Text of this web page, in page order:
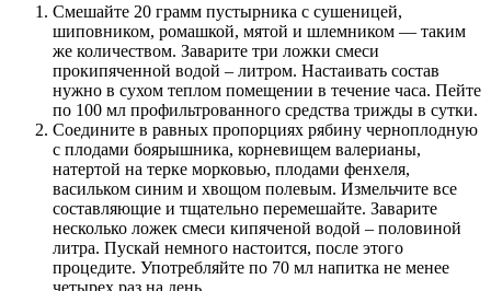
Смешайте 20 грамм пустырника с сушеницей,
шиповником, ромашкой, мятой и шлемником — таким
же количеством. Заварите три ложки смеси
прокипяченной водой – литром. Настаивать состав
нужно в сухом теплом помещении в течение часа. Пейте
по 100 мл профильтрованного средства трижды в сутки.
Соедините в равных пропорциях рябину черноплодную
с плодами боярышника, корневищем валерианы,
натертой на терке морковью, плодами фенхеля,
васильком синим и хвощом полевым. Измельчите все
составляющие и тщательно перемешайте. Заварите
несколько ложек смеси кипяченой водой – половиной
литра. Пускай немного настоится, после этого
процедите. Употребляйте по 70 мл напитка не менее
четырех раз на день.